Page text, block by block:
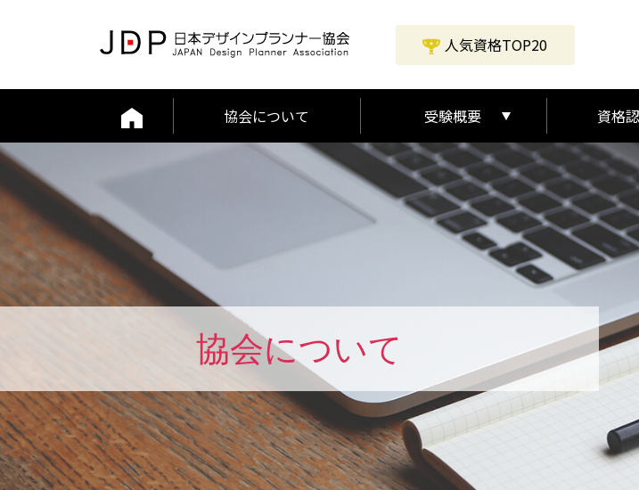
人気資格TOP20
協会について
JAAMP論文
編集者ポリシー
受験概要
受験概要
受験の流れ
資格
協会について